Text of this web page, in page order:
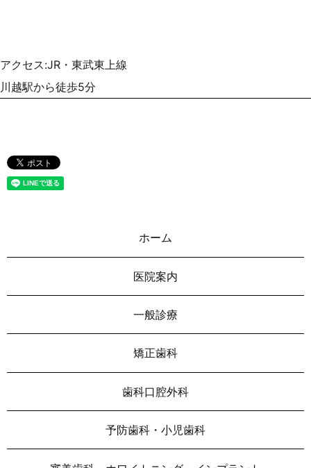
アクセス:JR・東武東上線
川越駅から徒歩5分
ホーム
医院案内
一般診療
矯正歯科
歯科口腔外科
予防歯科・小児歯科